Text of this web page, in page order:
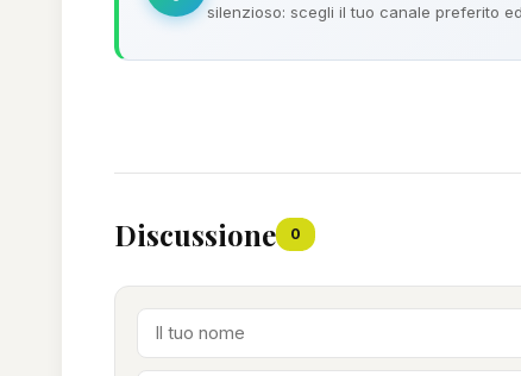
silenzioso: scegli il tuo canale preferito
Discussione 0